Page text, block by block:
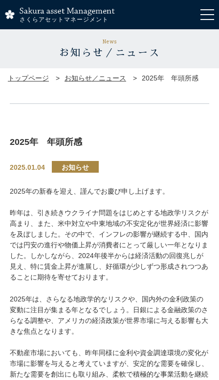
さくらアセットマネージメント
News
お知らせ／ニュース
トップページ お知らせ／ニュース 2025年 年頭所感
2025年 年頭所感
2025.01.04 お知らせ
2025年の新春を迎え、謹んでお慶び申し上げます。
昨年は、引き続きウクライナ問題をはじめとする地政学リスクが
高まり、また、米中対立や中東地域の不安定化が世界経済に影響
を及ぼしました。その中で、インフレの影響が継続する中、国内
では円安の進行や物価上昇が消費者にとって厳しい一年となりま
した。しかしながら、2024年後半からは経済活動の回復兆しが
見え、特に賃金上昇が進展し、好循環が少しずつ形成されつつあ
ることに期待を寄せております。
2025年は、さらなる地政学的なリスクや、国内外の金利政策の
変動に注目が集まる年となるでしょう。日銀による金融政策のさ
らなる調整や、アメリカの経済政策が世界市場に与える影響も大
きな焦点となります。
不動産市場においても、昨年同様に金利や資金調達環境の変化が
市場に影響を与えると考えていますが、安定的な需要を確保し、
新たな需要を創出にも取り組み、柔軟で積極的な事業活動を継続